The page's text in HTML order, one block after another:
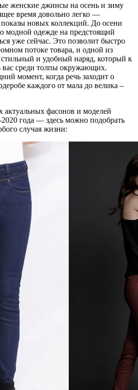
женские джинсы на осень и зиму
время довольно легко —
показы новых коллекций. До осени
модной одежде на предстоящий
уже сейчас. Это позволит быстро
потоке товара, и одной из
и удобный наряд, который к
вас среди толпы окружающих.
момент, когда речь заходит о
каждого от мала до велика –
актуальных фасонов и моделей
2020 года — здесь можно подобрать
случая жизни: